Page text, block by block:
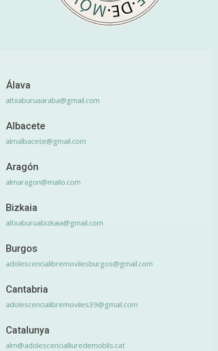
Álava
altxaburuaaraba@gmail.com
Albacete
almalbacete@gmail.com
Aragón
almaragon@mailo.com
Bizkaia
altxaburuabizkaia@gmail.com
Burgos
adolescencialibremovilesburgos@gmail.com
Cantabria
adolescencialibremoviles39@gmail.com
Catalunya
alm@adolescencialliuredemobils.cat